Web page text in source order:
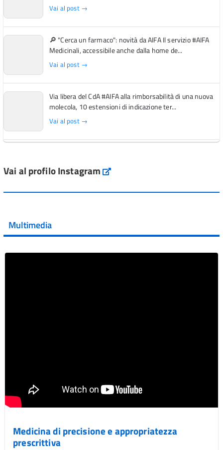
Vai al post →
🔎 "Cerca un farmaco": novità da AIFA Il servizio #AIFA
Medicinali, accessibile anche dalla home de...
Vai al post →
Via libera del CdA #AIFA alla rimborsabilità di una nuova
molecola, 10 estensioni di indicazione ter...
Vai al post →
Vai al post →
Vai al post →
Vai al profilo Instagram Instagram
Multimedia
Medicina di precisione e appropriatezza
prescrittiva